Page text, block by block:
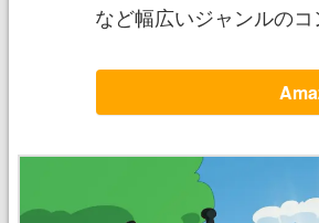
など幅広いジャンルのコ